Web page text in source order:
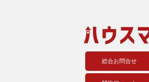
総合お問合せ